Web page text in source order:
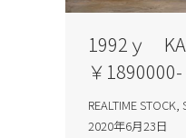
1992ｙ
￥1890000-
REALTIME STOCK
2020年6月23日